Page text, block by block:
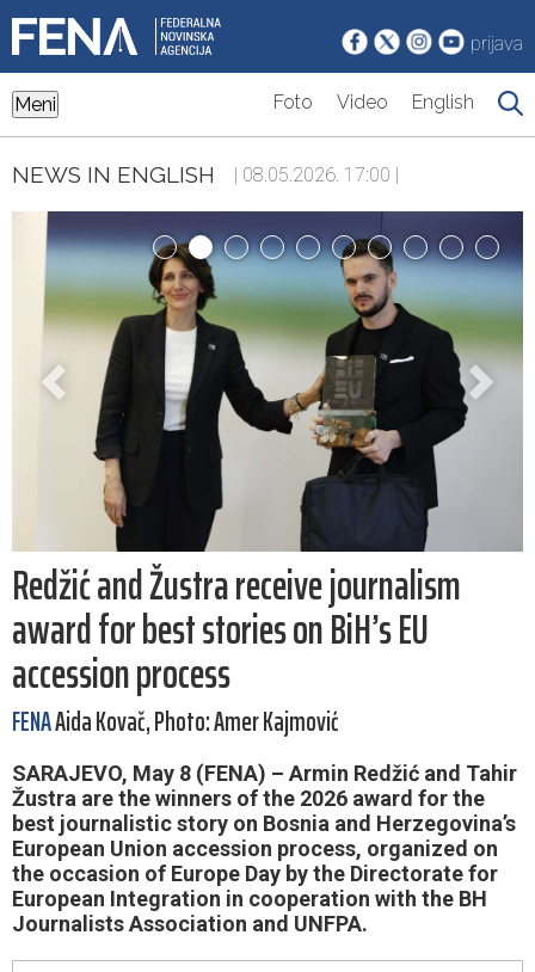
prijava
Meni Foto Video English
NEWS IN ENGLISH | 08.05.2026. 17:00 |
Redžić and Žustra receive journalism
award for best stories on BiH’s EU
accession process
FENAAida Kovač, Photo: Amer Kajmović
SARAJEVO, May 8 (FENA) – Armin Redžić and Tahir
Žustra are the winners of the 2026 award for the
best journalistic story on Bosnia and Herzegovina’s
European Union accession process, organized on
the occasion of Europe Day by the Directorate for
European Integration in cooperation with the BH
Journalists Association and UNFPA.